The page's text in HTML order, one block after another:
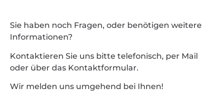
Sie haben noch Fragen, oder benötigen weitere
Informationen?
Kontaktieren Sie uns bitte telefonisch, per Mail
oder über das Kontaktformular.
Wir melden uns umgehend bei Ihnen!